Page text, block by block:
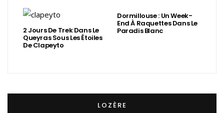
2 Jours De Trek Dans Le
Queyras Sous Les Étoiles
De Clapeyto
Dormillouse : Un Week-
End À Raquettes Dans Le
Paradis Blanc
LOZÈRE